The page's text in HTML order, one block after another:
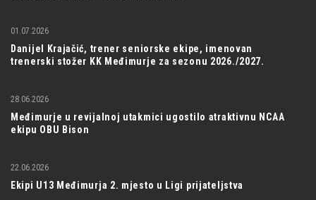
Danijel Krajačić, trener seniorske ekipe, imenovan
trenerski stožer KK Međimurje za sezonu 2026./2027.
01.07.2026
Međimurje u revijalnoj utakmici ugostilo atraktivnu NCAA
ekipu OBU Bison
28.06.2026
Ekipi U13 Međimurja 2. mjesto u Ligi prijateljstva
22.06.2026